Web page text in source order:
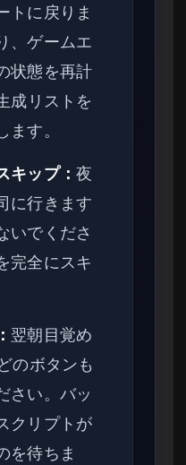
トに戻りま
、ゲームエ
状態を再計
成リストを
ます。
キップ： 夜
に行きます
いでくださ
完全にスキ
翌朝目覚め
のボタンも
さい。バッ
クリプトが
を待ちま